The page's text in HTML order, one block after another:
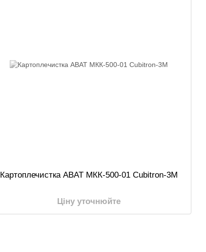
Картоплечистка ABAT МКК-500-01 Cubitron-3M
Ціну уточнюйте